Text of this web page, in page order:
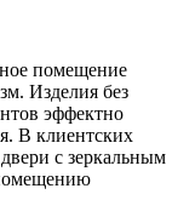
помещение
Изделия без
эффектно
В клиентских
с зеркальным